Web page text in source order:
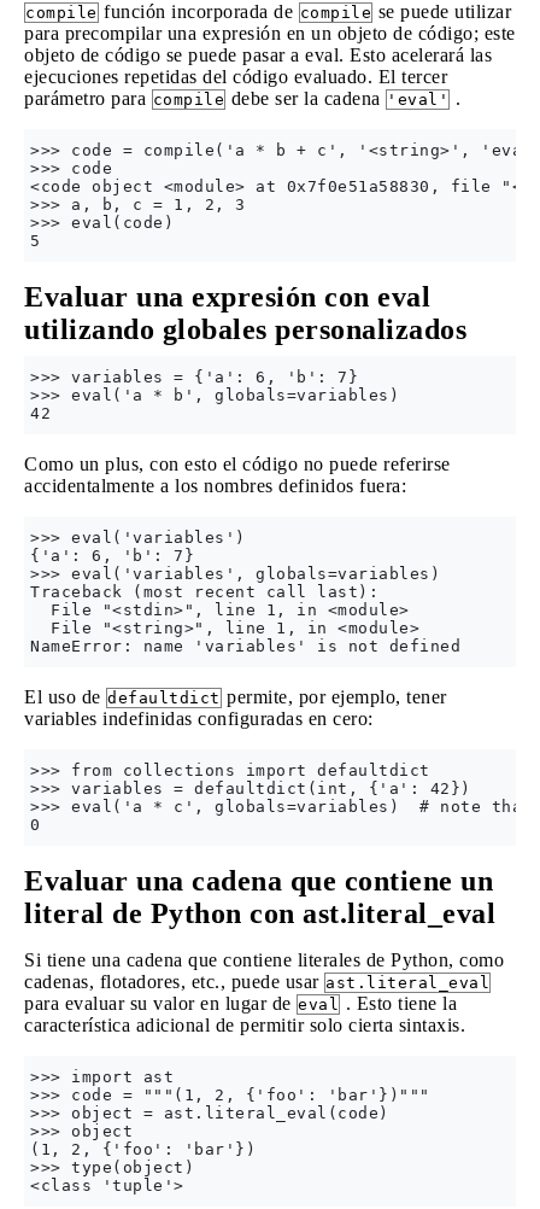
compile función incorporada de compile se puede utilizar
para precompilar una expresión en un objeto de código; este
objeto de código se puede pasar a eval. Esto acelerará las
ejecuciones repetidas del código evaluado. El tercer
parámetro para compile debe ser la cadena 'eval' .
>>> code = compile('a * b + c', '<string>',
>>> code
<code object <module> at 0x7f0e51a58830, file
>>> a, b, c = 1, 2, 3
>>> eval(code)
Evaluar una expresión con eval
utilizando globales personalizados
>>> variables = {'a': 6, 'b': 7}
>>> eval('a * b', globals=variables)
Como un plus, con esto el código no puede referirse
accidentalmente a los nombres definidos fuera:
>>> eval('variables')
{'a': 6, 'b': 7}
>>> eval('variables', globals=variables)
Traceback (most recent call last):
  File "<stdin>", line 1, in <module>
  File "<string>", line 1, in <module>
El uso de defaultdict permite, por ejemplo, tener
variables indefinidas configuradas en cero:
>>> from collections import defaultdict
>>> variables = defaultdict(int, {'a': 42})
>>> eval('a * c', globals=variables)  # note
Evaluar una cadena que contiene un
literal de Python con ast.literal_eval
Si tiene una cadena que contiene literales de Python, como
cadenas, flotadores, etc., puede usar ast.literal_eval
para evaluar su valor en lugar de eval . Esto tiene la
característica adicional de permitir solo cierta sintaxis.
>>> import ast
>>> code = """(1, 2, {'foo': 'bar'})"""
>>> object = ast.literal_eval(code)
>>> object
(1, 2, {'foo': 'bar'})
>>> type(object)